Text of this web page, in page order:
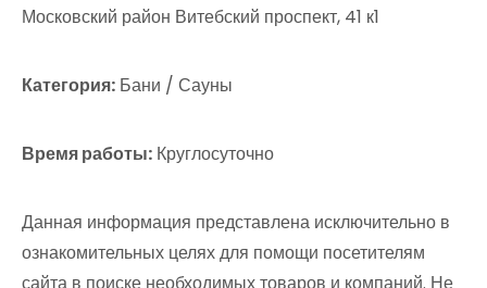
Московский район Витебский проспект, 41 к1
Категория: Бани / Сауны
Время работы: Круглосуточно
Данная информация представлена исключительно в
ознакомительных целях для помощи посетителям